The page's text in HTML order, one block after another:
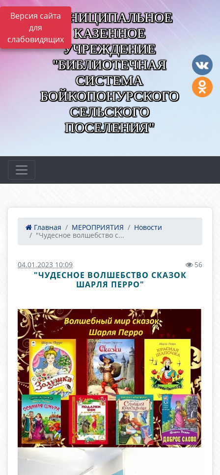
Версия сайта
для
слабовидящих
МУНИЦИПАЛЬНОЕ
КАЗЕННОЕ
УЧРЕЖДЕНИЕ
"БИБЛИОТЕЧНАЯ
СИСТЕМА
БОЙКОПОНУРСКОГО
СЕЛЬСКОГО
ПОСЕЛЕНИЯ"
Главная МЕРОПРИЯТИЯ
Новости
"Чудесное волшебство с...
04.01.2023 10:09 56
"ЧУДЕСНОЕ ВОЛШЕБСТВО СКАЗОК
ШАРЛЯ ПЕРРО"